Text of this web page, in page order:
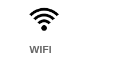
WIFI